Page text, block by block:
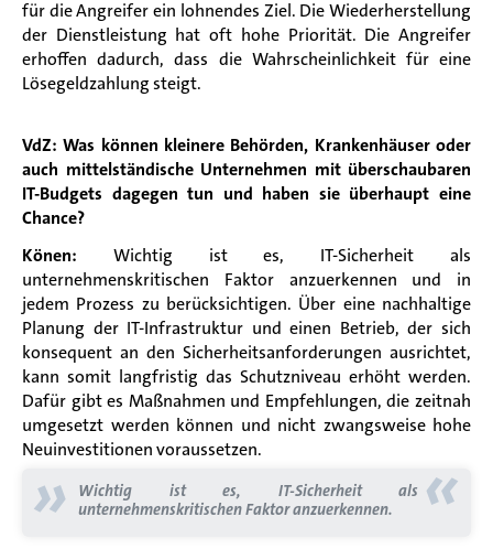
für die Angreifer ein lohnendes Ziel. Die Wiederherstellung
der Dienstleistung hat oft hohe Priorität. Die Angreifer
erhoffen dadurch, dass die Wahrscheinlichkeit für eine
Lösegeldzahlung steigt.
VdZ: Was können kleinere Behörden, Krankenhäuser oder
auch mittelständische Unternehmen mit überschaubaren
IT-Budgets dagegen tun und haben sie überhaupt eine
Chance?
Könen: Wichtig ist es, IT-Sicherheit als
unternehmenskritischen Faktor anzuerkennen und in
jedem Prozess zu berücksichtigen. Über eine nachhaltige
Planung der IT-Infrastruktur und einen Betrieb, der sich
konsequent an den Sicherheitsanforderungen ausrichtet,
kann somit langfristig das Schutzniveau erhöht werden.
Dafür gibt es Maßnahmen und Empfehlungen, die zeitnah
umgesetzt werden können und nicht zwangsweise hohe
Neuinvestitionen voraussetzen.
»
Wichtig ist es, IT-Sicherheit als
unternehmenskritischen Faktor anzuerkennen.
«